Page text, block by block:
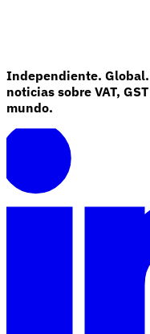
Independiente.
noticias sobre VAT,
mundo.